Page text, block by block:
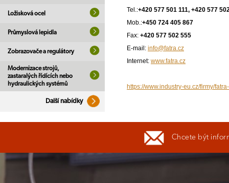
Ložisková ocel
Průmyslová lepidla
Zobrazovače a regulátory
Modernizace strojů,
zastaralých řídících nebo
hydraulických systémů
Další nabídky
Tel.:+420 577 501 111, +420 577
Mob.:+450 724 405 867
Fax: +420 577 502 555
E-mail: info@fatra.cz
Internet: www.fatra.cz
https://www.industry-eu.cz/firmy/
Chcete být